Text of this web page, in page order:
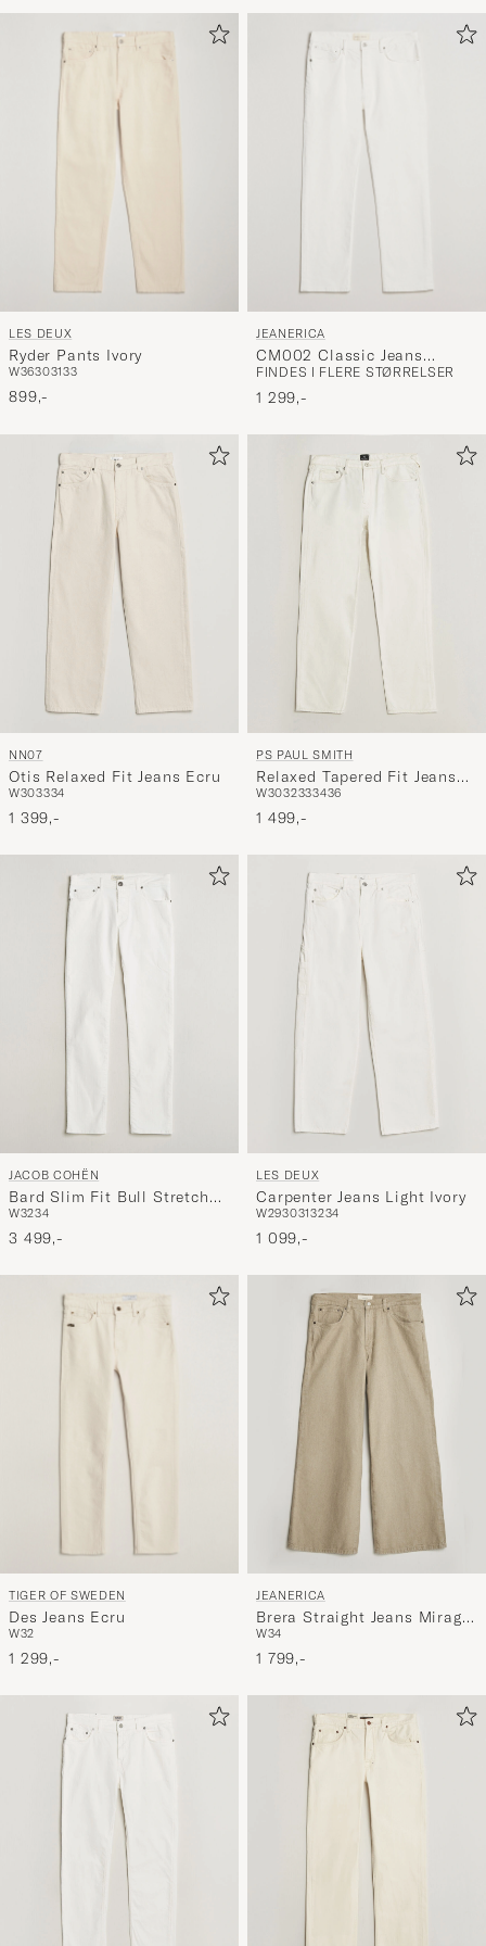
aktivere
til
LES DEUX
Ryder Pants Ivory
W36303133
899,-
JEANERICA
CM002 Classic Jeans
Natural White
FINDES I FLERE STØRRELSER
1 299,-
NN07
Otis Relaxed Fit Jeans Ecru
W303334
1 399,-
PS PAUL SMITH
Relaxed Tapered Fit Jeans
Off White
W3032333436
1 499,-
JACOB COHËN
Bard Slim Fit Bull Stretch
Jeans White
W3234
3 499,-
LES DEUX
Carpenter Jeans Light Ivory
W2930313234
1 099,-
TIGER OF SWEDEN
Des Jeans Ecru
W32
1 299,-
JEANERICA
Brera Straight Jeans Mirage
Rinse
W34
1 799,-